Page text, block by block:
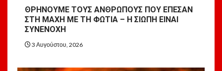
ΘΡΗΝΟΥΜΕ ΤΟΥΣ ΑΝΘΡΩΠΟΥΣ ΠΟΥ ΕΠΕΣΑΝ
ΣΤΗ ΜΑΧΗ ΜΕ ΤΗ ΦΩΤΙΑ – Η ΣΙΩΠΗ ΕΙΝΑΙ
ΣΥΝΕΝΟΧΗ
3 Αυγούστου, 2026